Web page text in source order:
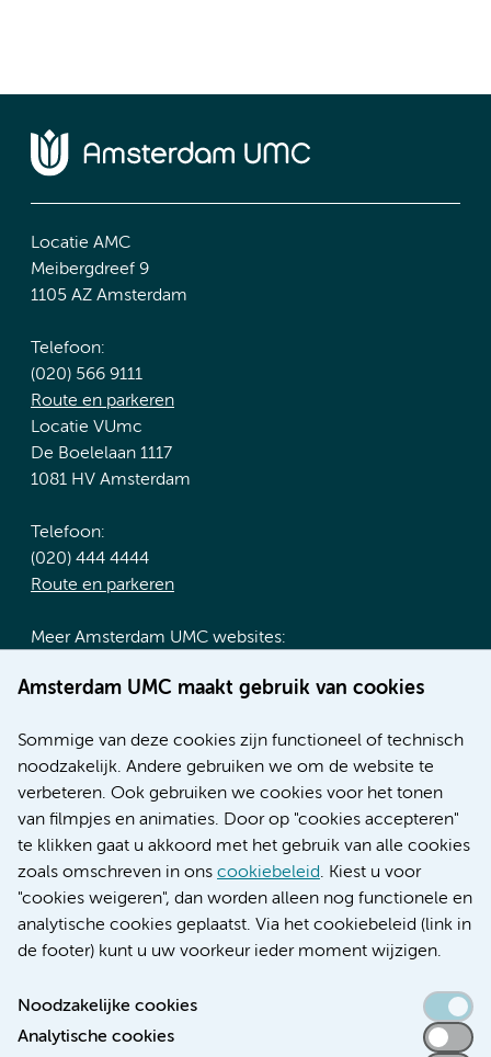
Amsterdam UMC maakt gebruik van cookies
Sommige van deze cookies zijn functioneel of technisch
noodzakelijk. Andere gebruiken we om de website te
verbeteren. Ook gebruiken we cookies voor het tonen
van filmpjes en animaties. Door op "cookies accepteren"
te klikken gaat u akkoord met het gebruik van alle cookies
zoals omschreven in ons cookiebeleid. Kiest u voor
"cookies weigeren", dan worden alleen nog functionele en
analytische cookies geplaatst. Via het cookiebeleid (link in
de footer) kunt u uw voorkeur ieder moment wijzigen.
Noodzakelijke cookies
Analytische cookies
Locatie AMC
Meibergdreef 9
1105 AZ Amsterdam
Telefoon:
(020) 566 9111
Route en parkeren
Locatie VUmc
De Boelelaan 1117
1081 HV Amsterdam
Telefoon:
(020) 444 4444
Route en parkeren
Meer Amsterdam UMC websites:
Werken bij Amsterdam UMC
Nieuws
Research
Educatie locatie AMC
Educatie locatie VUmc
Verwijzen & diagnostiek
Toegankelijkheidsverklaring